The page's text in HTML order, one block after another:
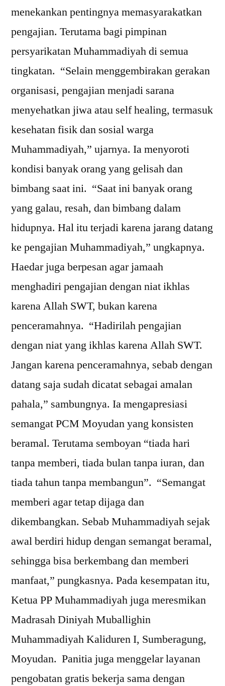
menekankan pentingnya memasyarakatkan
pengajian. Terutama bagi pimpinan
persyarikatan Muhammadiyah di semua
tingkatan. “Selain menggembirakan gerakan
organisasi, pengajian menjadi sarana
menyehatkan jiwa atau self healing, termasuk
kesehatan fisik dan sosial warga
Muhammadiyah,” ujarnya. Ia menyoroti
kondisi banyak orang yang gelisah dan
bimbang saat ini. “Saat ini banyak orang
yang galau, resah, dan bimbang dalam
hidupnya. Hal itu terjadi karena jarang datang
ke pengajian Muhammadiyah,” ungkapnya.
Haedar juga berpesan agar jamaah
menghadiri pengajian dengan niat ikhlas
karena Allah SWT, bukan karena
penceramahnya. “Hadirilah pengajian
dengan niat yang ikhlas karena Allah SWT.
Jangan karena penceramahnya, sebab dengan
datang saja sudah dicatat sebagai amalan
pahala,” sambungnya. Ia mengapresiasi
semangat PCM Moyudan yang konsisten
beramal. Terutama semboyan “tiada hari
tanpa memberi, tiada bulan tanpa iuran, dan
tiada tahun tanpa membangun”. “Semangat
memberi agar tetap dijaga dan
dikembangkan. Sebab Muhammadiyah sejak
awal berdiri hidup dengan semangat beramal,
sehingga bisa berkembang dan memberi
manfaat,” pungkasnya. Pada kesempatan itu,
Ketua PP Muhammadiyah juga meresmikan
Madrasah Diniyah Muballighin
Muhammadiyah Kaliduren I, Sumberagung,
Moyudan. Panitia juga menggelar layanan
pengobatan gratis bekerja sama dengan